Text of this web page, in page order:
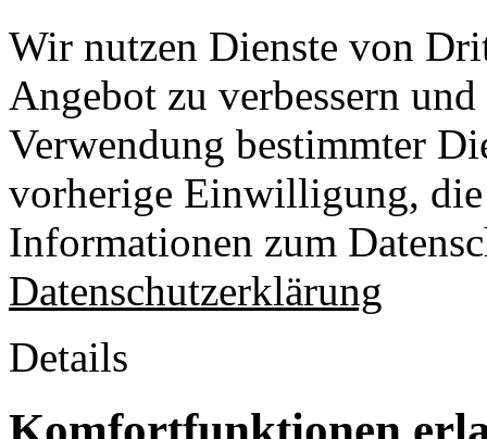
Wir nutzen Dienste von
Angebot zu verbessern
Verwendung bestimmter
vorherige Einwilligung,
Informationen zum
Datenschutzerklärung
Details